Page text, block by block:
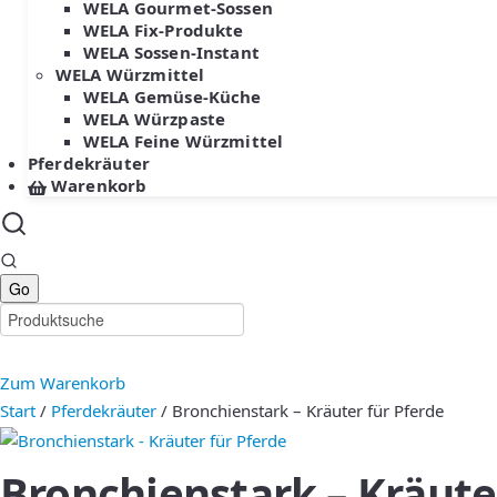
WELA Gourmet-Sossen
WELA Fix-Produkte
WELA Sossen-Instant
WELA Würzmittel
WELA Gemüse-Küche
WELA Würzpaste
WELA Feine Würzmittel
Pferdekräuter
Warenkorb
Zum Warenkorb
Start / Pferdekräuter / Bronchienstark – Kräuter für Pferde